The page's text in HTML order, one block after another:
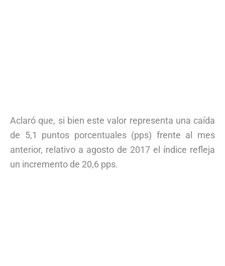
Aclaró que, si bien este valor representa una caída
de 5,1 puntos porcentuales (pps) frente al mes
anterior, relativo a agosto de 2017 el índice refleja
un incremento de 20,6 pps.